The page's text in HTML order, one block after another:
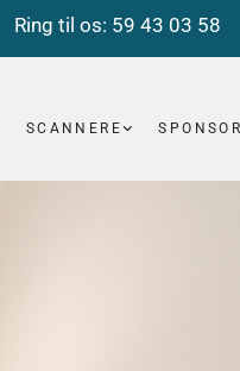
Ring til os: 59 43 03 58
SCANNERE SPONSOR